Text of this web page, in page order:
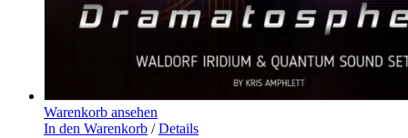
Warenkorb ansehen
In den Warenkorb / Details